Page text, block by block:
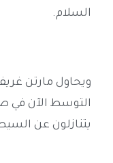
السلام.
ويحاول مارتن
التوسط الآن في
يتنازلون عن